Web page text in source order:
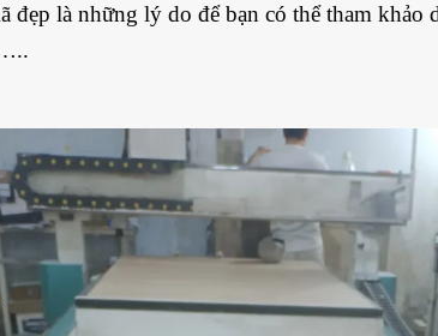
đẹp là những lý do để bạn có thể tham khảo